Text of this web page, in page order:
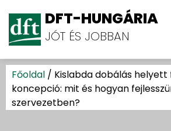
DFT-HUNGÁRIA
JÓT ÉS JOBBAN
Főoldal / Kislabda dobálás helyett
koncepció: mit és hogyan
szervezetben?